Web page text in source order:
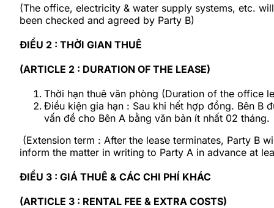
(The office, electricity & water supply systems, etc.
been checked and agreed by Party B)
ĐIỀU 2 : THỜI GIAN THUÊ
(ARTICLE 2 : DURATION OF THE LEASE)
Thời hạn thuê văn phòng (Duration of the
Điều kiện gia hạn : Sau khi hết hợp đồng. Bên B
vấn đề cho Bên A bằng văn bản ít nhất 02 tháng.
(Extension term : After the lease terminates, Party B
inform the matter in writing to Party A in advance at
ĐIỀU 3 : GIÁ THUÊ & CÁC CHI PHÍ KHÁC
(ARTICLE 3 : RENTAL FEE & EXTRA COSTS)